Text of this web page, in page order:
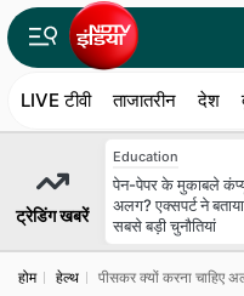
LIVE टीवी ताजातरीन देश
ट्रेडिंग खबरें
Education
पेन-पेपर के मुकाबले
अलग? एक्सपर्ट ने
सबसे बड़ी चुनौतियां
होम हेल्थ पीसकर क्यों करना चाहिए